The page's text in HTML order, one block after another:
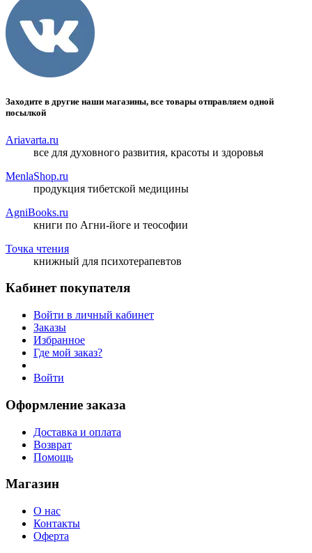
Заходите в другие наши магазины, все товары отправляем одной
посылкой
Ariavarta.ru
все для духовного развития, красоты и здоровья
MenlaShop.ru
продукция тибетской медицины
AgniBooks.ru
книги по Агни-йоге и теософии
Точка чтения
книжный для психотерапевтов
Кабинет покупателя
Войти в личный кабинет
Заказы
Избранное
Где мой заказ?
Войти
Оформление заказа
Доставка и оплата
Возврат
Помощь
Магазин
О нас
Контакты
Оферта